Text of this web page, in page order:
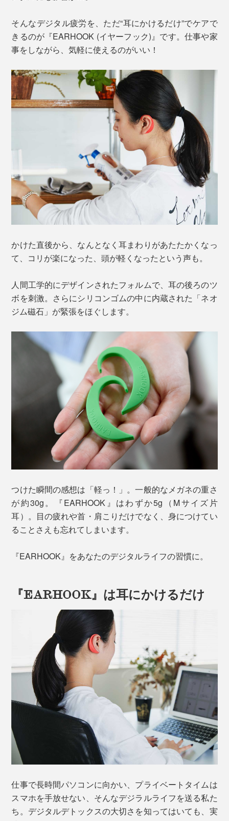
そんなデジタル疲労を、ただ“耳にかけるだけ”でケアで
きるのが『EARHOOK (イヤーフック)』です。仕事や家
事をしながら、気軽に使えるのがいい！
かけた直後から、なんとなく耳まわりがあたたかくなっ
て、コリが楽になった、頭が軽くなったという声も。
人間工学的にデザインされたフォルムで、耳の後ろのツ
ボを刺激。さらにシリコンゴムの中に内蔵された「ネオ
ジム磁石」が緊張をほぐします。
つけた瞬間の感想は「軽っ！」。一般的なメガネの重さ
が約30g。『EARHOOK』はわずか5g（Mサイズ片
耳）。目の疲れや首・肩こりだけでなく、身につけてい
ることさえも忘れてしまいます。
『EARHOOK』をあなたのデジタルライフの習慣に。
『EARHOOK』は耳にかけるだけ
仕事で長時間パソコンに向かい、プライベートタイムは
スマホを手放せない、そんなデジラルライフを送る私た
ち。デジタルデトックスの大切さを知ってはいても、実